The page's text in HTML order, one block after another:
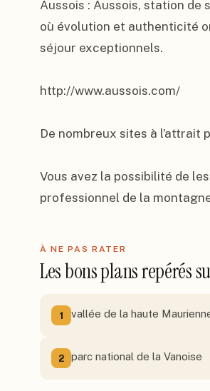
Aussois : Aussois, station
où évolution et authenticité
séjour exceptionnels.
http://www.aussois.com/
De nombreux sites à
Vous avez la possibilité de
professionnel de la
À NE PAS RATER
Les bons plans repérés
1 vallée de la haute
2 parc national de la Vanoise